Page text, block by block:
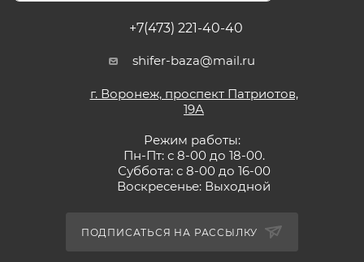
+7(473) 221-40-40
shifer-baza@mail.ru
г. Воронеж, проспект Патриотов,
19А
Режим работы:
Пн-Пт: с 8-00 до 18-00.
Суббота: с 8-00 до 16-00
Воскресенье: Выходной
ПОДПИСАТЬСЯ НА РАССЫЛКУ